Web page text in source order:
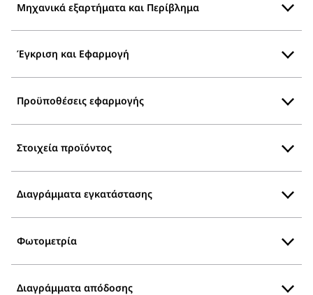
Μηχανικά εξαρτήματα και Περίβλημα
Έγκριση και Εφαρμογή
Προϋποθέσεις εφαρμογής
Στοιχεία προϊόντος
Διαγράμματα εγκατάστασης
Φωτομετρία
Διαγράμματα απόδοσης